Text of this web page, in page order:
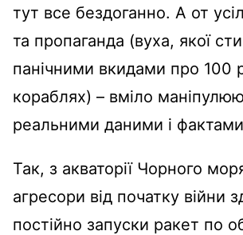
тут все бездоганно. А от
та пропаганда (вуха, якої
панічними вкидами про 100
кораблях) – вміло
реальними даними і
Так, з акваторії Чорного
агресори від початку війни
постійно запуски ракет по